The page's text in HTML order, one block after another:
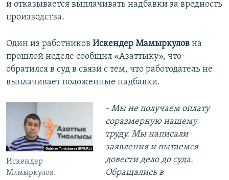
и отказывается выплачивать надбавки за вредность
производства.
Один из работников Искендер Мамыркулов на
прошлой неделе сообщил «Азаттыку», что
обратился в суд в связи с тем, что работодатель не
выплачивает положенные надбавки.
Искендер
Мамыркулов.
- Мы не получаем оплату
соразмерную нашему
труду. Мы написали
заявления и пытаемся
довести дело до суда.
Обращались в